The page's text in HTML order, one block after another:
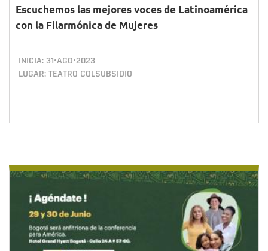
Escuchemos las mejores voces de Latinoamérica
con la Filarmónica de Mujeres
INICIA: 31•AGO•2023
LUGAR: TEATRO COLSUBSIDIO